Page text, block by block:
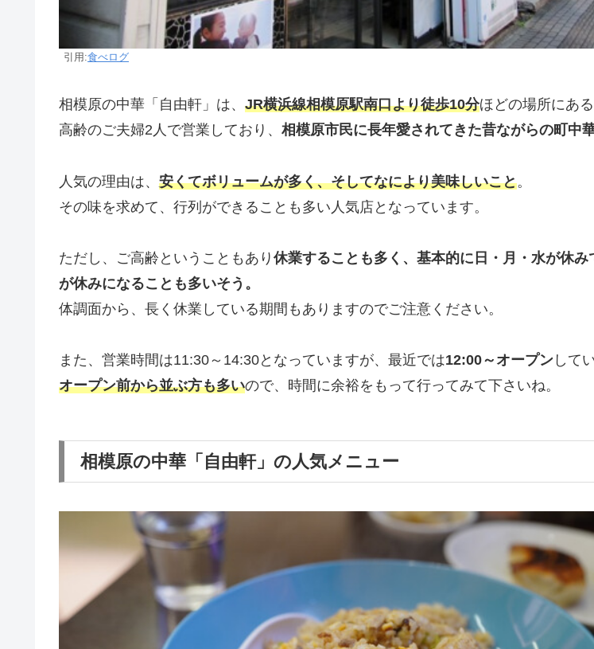
引用:食べログ
相模原の中華「自由軒」は、 JR横浜線相模原駅南口より徒歩10分ほどの場所にある
高齢のご夫婦2人で営業しており、 相模原市民に長年愛されてきた昔ながらの町中
人気の理由は、 安くてボリュームが多く、そしてなにより美味しいこと。
その味を求めて、行列ができることも多い人気店となっています。
ただし、ご高齢ということもあり 休業することも多く、 基本的に 日・月・水が休み
が休みになることも多いそう。
体調面から、長く休業している期間もありますのでご注意ください。
また、営業時間は11:30～14:30となっていますが、最近では12:00～オープン して
オープン前から並ぶ方も多いので、時間に余裕をもって行ってみて下さいね。
相模原の中華「自由軒」の人気メニュー